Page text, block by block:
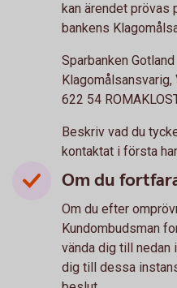
kan ärendet prövas
bankens
Sparbanken Gotland
622 54
Beskriv vad du
kontaktat i första
Om du
Om du efter
Kundombudsman
vända dig till nedan
dig till dessa